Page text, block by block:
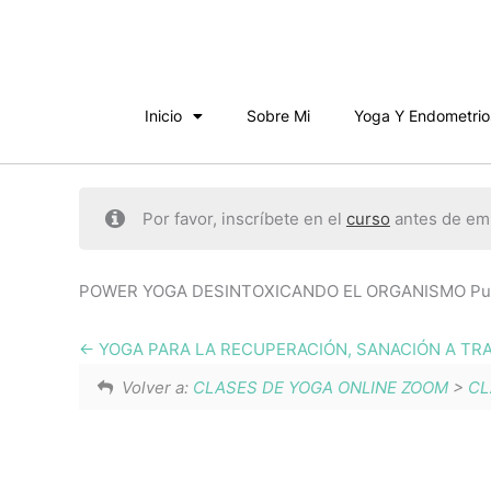
Inicio Sobre Mi Yoga Y
Por favor, inscríbete en el curso antes de
POWER YOGA DESINTOXICANDO EL
YOGA PARA LA RECUPERACIÓN, SANACIÓN A
Volver a: CLASES DE YOGA ONLINE ZOOM >